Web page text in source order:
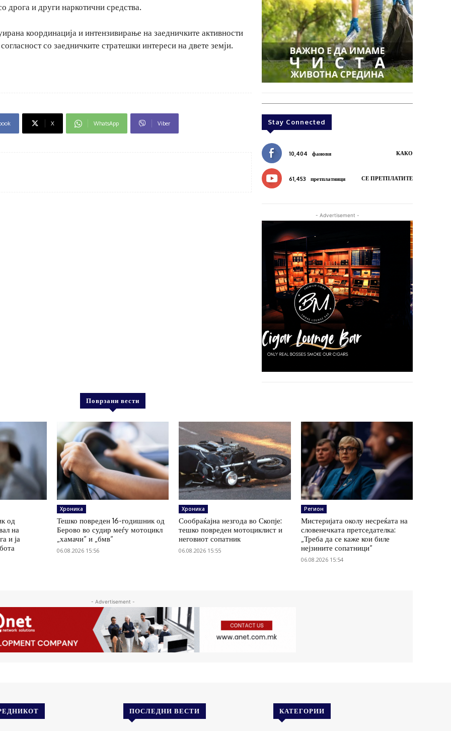
дрога и други наркотични средства.
координација и интензивирање на заедничките активности
со заедничките стратешки интереси на двете земји.
X WhatsApp Viber Stay Connected
10,404 фанови КАКО
61,453 претплатници СЕ ПРЕТПЛАТИТЕ
- Advertisement -
Поврзани вести
од
на
и ја
Хроника
Тешко повреден 16-годишник од
Берово во судир меѓу мотоцикл
„хамачи“ и „бмв“
06.08.2026 15:56
Хроника
Сообраќајна незгода во Скопје:
тешко повреден мотоциклист и
неговиот сопатник
06.08.2026 15:55
Регион
Мистеријата околу несреќата на
словенечката претседателка:
„Треба да се каже кои биле
нејзините сопатници“
06.08.2026 15:54
- Advertisement -
ПОСЛЕДНИ ВЕСТИ КАТЕГОРИИ